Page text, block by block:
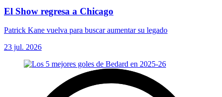
El Show regresa a Chicago
Patrick Kane vuelva para buscar aumentar su legado
23 jul. 2026